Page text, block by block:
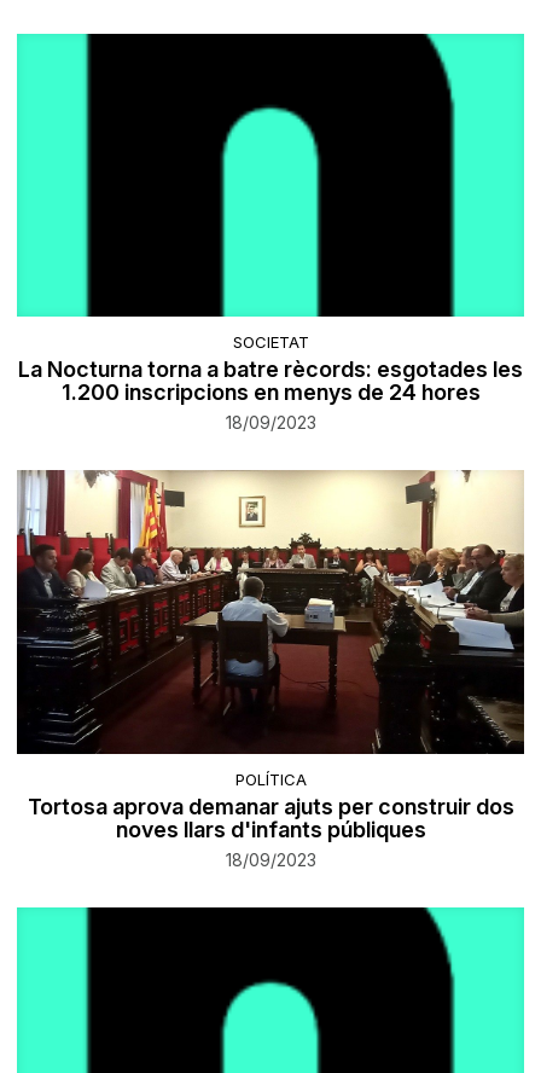
SOCIETAT
La Nocturna torna a batre rècords: esgotades les
1.200 inscripcions en menys de 24 hores
18/09/2023
POLÍTICA
Tortosa aprova demanar ajuts per construir dos
noves llars d'infants públiques
18/09/2023